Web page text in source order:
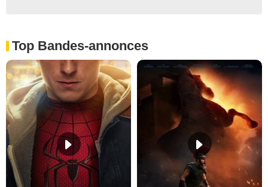
Top Bandes-annonces